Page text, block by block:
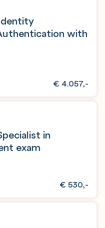
with
€ 4.057,-
in
exam
€ 530,-